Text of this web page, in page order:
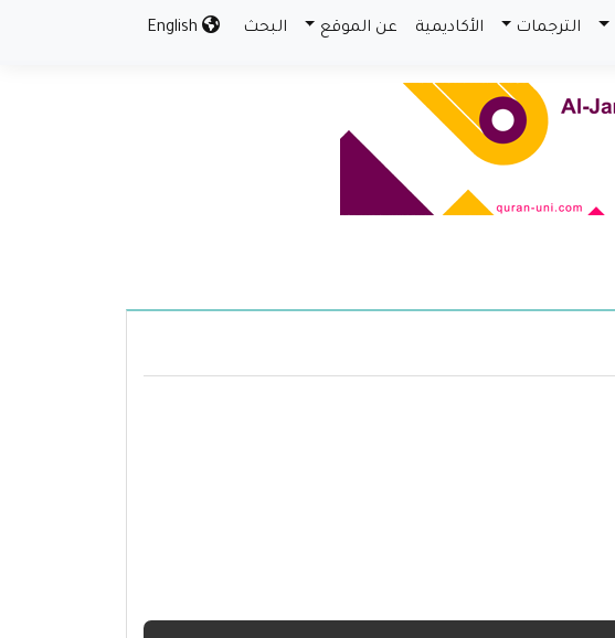
الترجمات الأكاديمية عن الموقع البحث